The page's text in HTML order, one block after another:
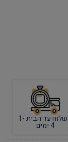
משלוח עד הבית 1-
4 ימים